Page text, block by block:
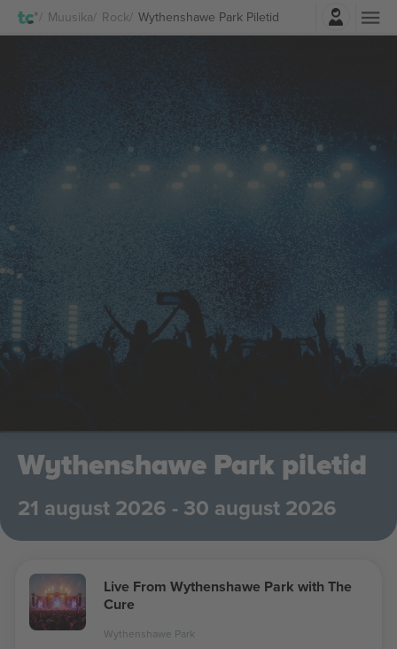
Muusika Rock Wythenshawe Park Piletid
Logi sisse
Wythenshawe Park piletid
21 august 2026 - 30 august 2026
Live From Wythenshawe Park with The
Cure
Wythenshawe Park